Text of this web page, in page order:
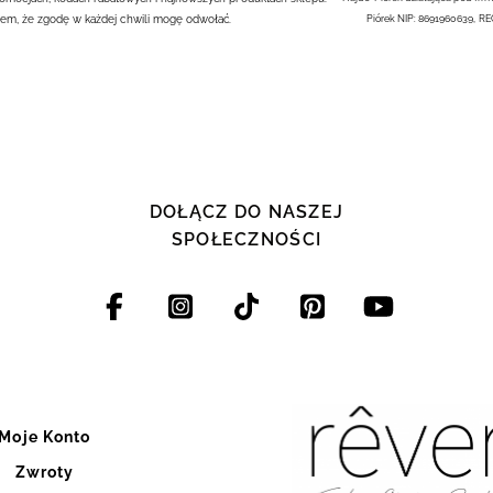
że zgodę w każdej chwili mogę odwołać.
Piórek NIP: 8691960639,
DOŁĄCZ DO NASZEJ
SPOŁECZNOŚCI
Konto
Zwroty